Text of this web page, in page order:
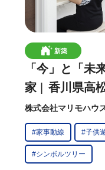
新築
「今」と「未
家
香川県高
株式会社マリモハウ
#家事動線 #子供
#シンボルツリー